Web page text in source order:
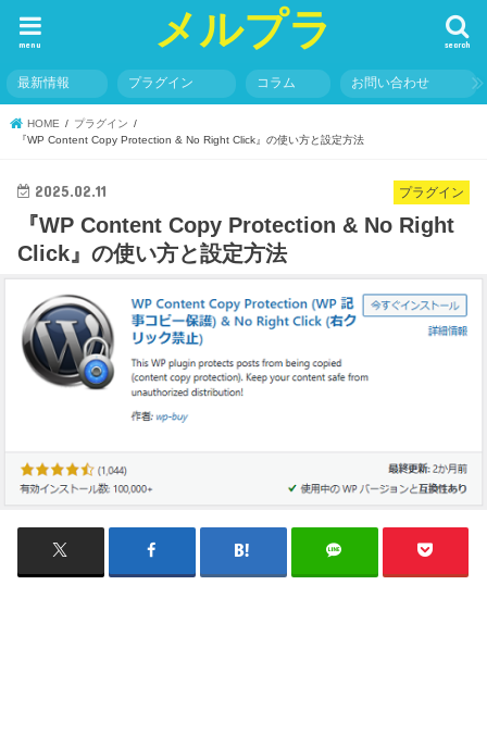
メルプラ search
menu
最新情報 プラグイン コラム お問い合わせ
HOME
プラグイン
『WP Content Copy Protection & No Right Click』の使い方と設定方法
プラグイン
2025.02.11
『WP Content Copy Protection & No Right
Click』の使い方と設定方法